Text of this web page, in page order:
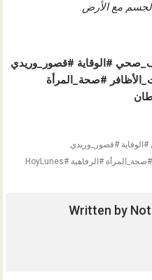
مع الأرض.
#الوقاية #قصور_وريدي
#صحة_المرأة
#قصور_وريدي
#التهاب_اللفافة_الأخمصية #فطريات_الأظافر #صحة_المرأة #الرفاهية #HoyLunes
Written by